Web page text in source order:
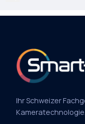
Ihr Schweizer
Kameratechnologie.